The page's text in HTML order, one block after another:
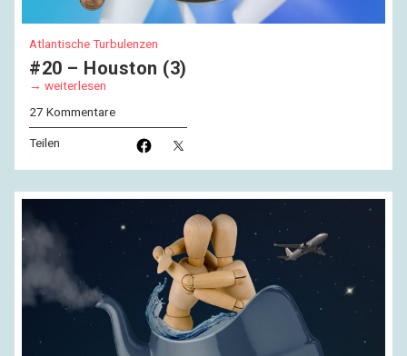
Atlantische Turbulenzen
#20 – Houston (3)
weiterlesen
27 Kommentare
Teilen